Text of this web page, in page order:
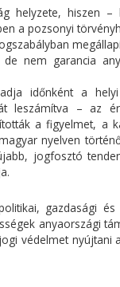
helyzete, hiszen –
a pozsonyi
nem garancia
időnként a
leszámítva – az
a figyelmet, a
nyelven
jogfosztó
gazdasági és
anyaországi
védelmet nyújtani